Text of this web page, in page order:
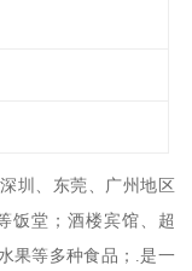
圳、东莞、广州地区
饭堂；酒楼宾馆、超
果等多种食品；.是一